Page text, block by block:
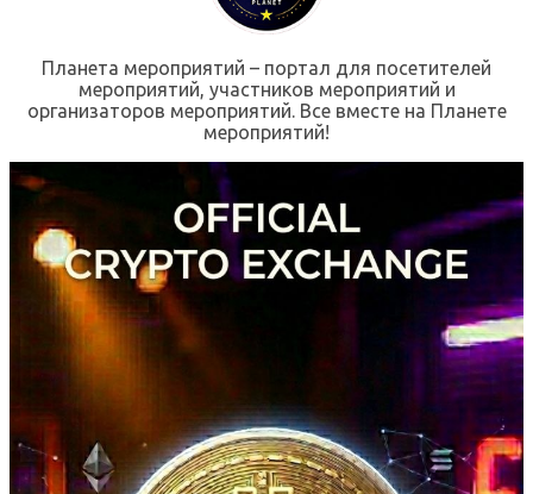
Планета мероприятий – портал для посетителей
мероприятий, участников мероприятий и
организаторов мероприятий. Все вместе на Планете
мероприятий!